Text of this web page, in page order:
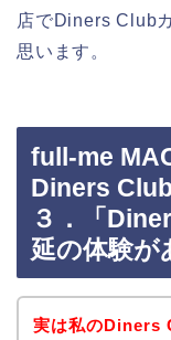
店でDiners Club
思います。
full-me
Diners
３．「
延の体験が
実は私のDiners